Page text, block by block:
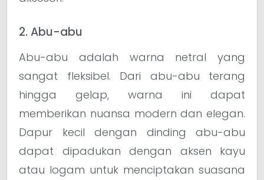
2. Abu-abu
Abu-abu adalah warna netral yang
sangat fleksibel. Dari abu-abu terang
hingga gelap, warna ini dapat
memberikan nuansa modern dan elegan.
Dapur kecil dengan dinding abu-abu
dapat dipadukan dengan aksen kayu
atau logam untuk menciptakan suasana